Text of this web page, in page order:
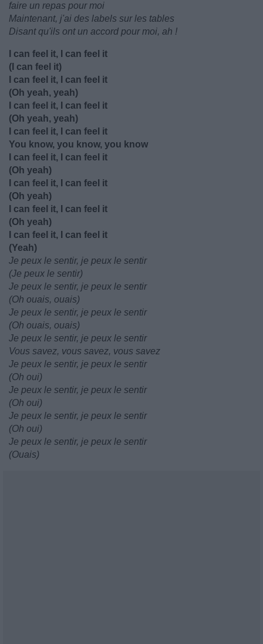
faire un repas pour moi
Maintenant, j'ai des labels sur les tables
Disant qu'ils ont un accord pour moi, ah !
I can feel it, I can feel it
(I can feel it)
I can feel it, I can feel it
(Oh yeah, yeah)
I can feel it, I can feel it
(Oh yeah, yeah)
I can feel it, I can feel it
You know, you know, you know
I can feel it, I can feel it
(Oh yeah)
I can feel it, I can feel it
(Oh yeah)
I can feel it, I can feel it
(Oh yeah)
I can feel it, I can feel it
(Yeah)
Je peux le sentir, je peux le sentir
(Je peux le sentir)
Je peux le sentir, je peux le sentir
(Oh ouais, ouais)
Je peux le sentir, je peux le sentir
(Oh ouais, ouais)
Je peux le sentir, je peux le sentir
Vous savez, vous savez, vous savez
Je peux le sentir, je peux le sentir
(Oh oui)
Je peux le sentir, je peux le sentir
(Oh oui)
Je peux le sentir, je peux le sentir
(Oh oui)
Je peux le sentir, je peux le sentir
(Ouais)